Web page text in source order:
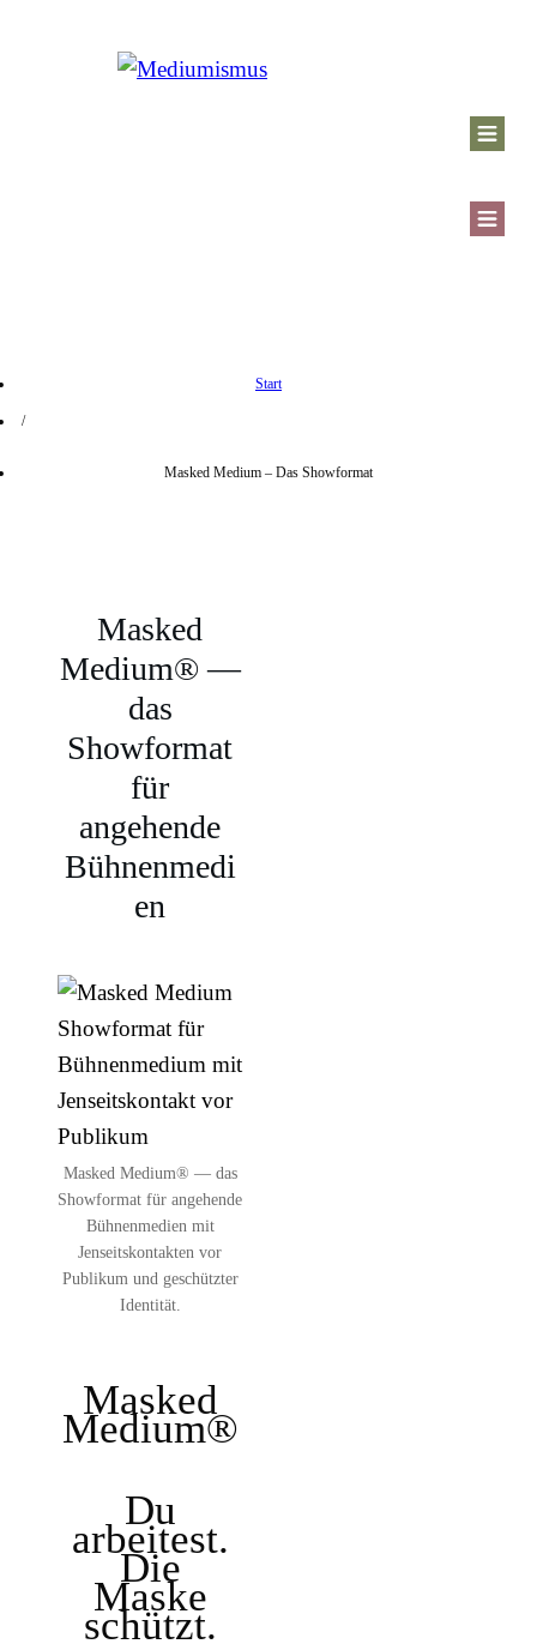
Start
/
Masked Medium – Das Showformat
Masked
Medium® —
das
Showformat
für
angehende
Bühnenmedi
en
Masked Medium® — das
Showformat für angehende
Bühnenmedien mit
Jenseitskontakten vor
Publikum und geschützter
Identität.
Masked
Medium®
Du
arbeitest.
Die
Maske
schützt.